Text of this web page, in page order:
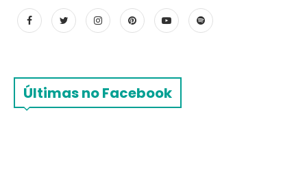
Últimas no Facebook